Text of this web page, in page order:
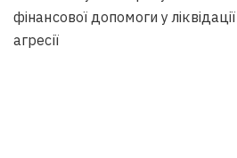
фінансової допомоги у ліквідації
агресії